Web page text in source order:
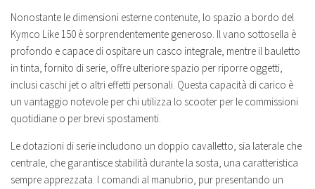
Nonostante le dimensioni esterne contenute, lo spazio a bordo del
Kymco Like 150 è sorprendentemente generoso. Il vano sottosella è
profondo e capace di ospitare un casco integrale, mentre il bauletto
in tinta, fornito di serie, offre ulteriore spazio per riporre oggetti,
inclusi caschi jet o altri effetti personali. Questa capacità di carico è
un vantaggio notevole per chi utilizza lo scooter per le commissioni
quotidiane o per brevi spostamenti.
Le dotazioni di serie includono un doppio cavalletto, sia laterale che
centrale, che garantisce stabilità durante la sosta, una caratteristica
sempre apprezzata. I comandi al manubrio, pur presentando un